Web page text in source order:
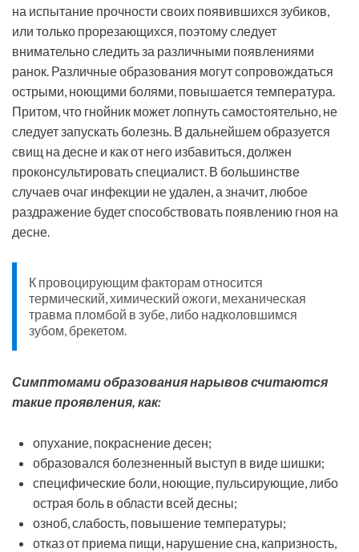
на испытание прочности своих появившихся зубиков,
или только прорезающихся, поэтому следует
внимательно следить за различными появлениями
ранок. Различные образования могут сопровождаться
острыми, ноющими болями, повышается температура.
Притом, что гнойник может лопнуть самостоятельно, не
следует запускать болезнь. В дальнейшем образуется
свищ на десне и как от него избавиться, должен
проконсультировать специалист. В большинстве
случаев очаг инфекции не удален, а значит, любое
раздражение будет способствовать появлению гноя на
десне.
К провоцирующим факторам относится
термический, химический ожоги, механическая
травма пломбой в зубе, либо надколовшимся
зубом, брекетом.
Симптомами образования нарывов считаются
такие проявления, как:
опухание, покраснение десен;
образовался болезненный выступ в виде шишки;
специфические боли, ноющие, пульсирующие, либо
острая боль в области всей десны;
озноб, слабость, повышение температуры;
отказ от приема пищи, нарушение сна, капризность,